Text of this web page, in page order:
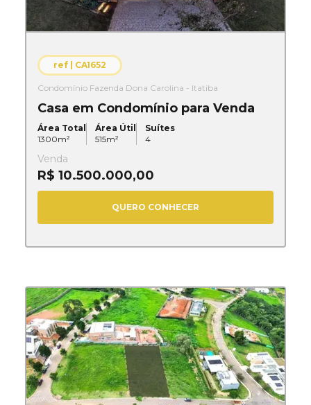
ref | CA1652
Condomínio Fazenda Dona Carolina - Itatiba
Casa em Condomínio para Venda
Área Total
1300m²
Área Útil
515m²
Suítes
4
Venda
R$ 10.500.000,00
QUERO CONHECER